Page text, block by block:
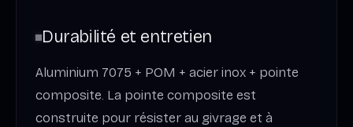
Durabilité et entretien
Aluminium 7075 + POM + acier inox + pointe
composite. La pointe composite est
construite pour résister au givrage et à